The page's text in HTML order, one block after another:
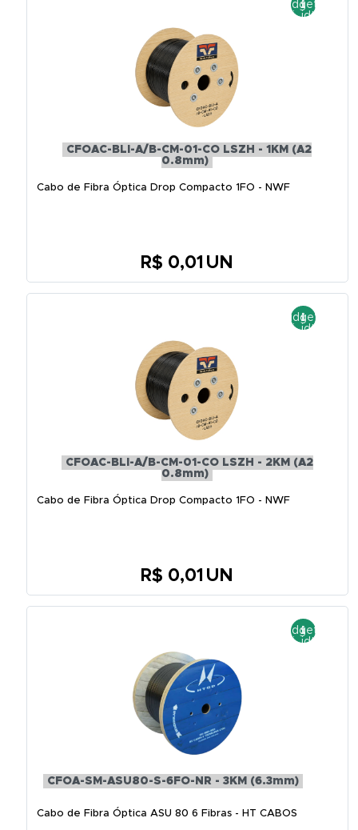
CFOAC-BLI-A/B-CM-01-CO LSZH - 1KM (A2
0.8mm)
Cabo de Fibra Óptica Drop Compacto 1FO - NWF
R$ 0,01 UN
CFOAC-BLI-A/B-CM-01-CO LSZH - 2KM (A2
0.8mm)
Cabo de Fibra Óptica Drop Compacto 1FO - NWF
R$ 0,01 UN
CFOA-SM-ASU80-S-6FO-NR - 3KM (6.3mm)
Cabo de Fibra Óptica ASU 80 6 Fibras - HT CABOS